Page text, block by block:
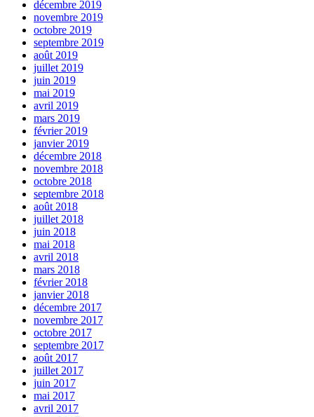
décembre 2019
novembre 2019
octobre 2019
septembre 2019
août 2019
juillet 2019
juin 2019
mai 2019
avril 2019
mars 2019
février 2019
janvier 2019
décembre 2018
novembre 2018
octobre 2018
septembre 2018
août 2018
juillet 2018
juin 2018
mai 2018
avril 2018
mars 2018
février 2018
janvier 2018
décembre 2017
novembre 2017
octobre 2017
septembre 2017
août 2017
juillet 2017
juin 2017
mai 2017
avril 2017